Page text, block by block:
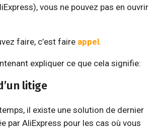
vous ne pouvez pas en ouvrir
faire, c’est faire appel.
expliquer ce que cela signifie:
litige
il existe une solution de dernier
par AliExpress pour les cas où vous